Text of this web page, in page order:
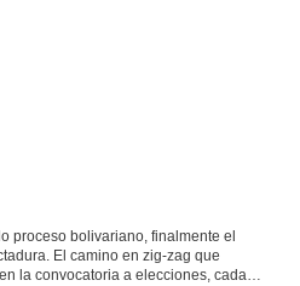
proceso bolivariano, finalmente el
El camino en zig-zag que
la convocatoria a elecciones, cada